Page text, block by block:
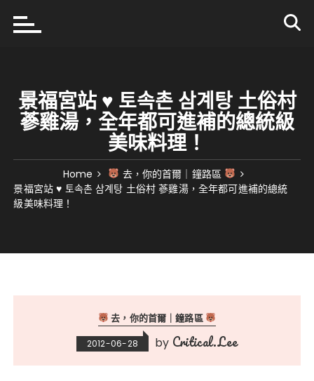
景福宮站 ♥ 토속촌 삼계탕 土俗村
蔘雞湯，全年都可進補的總統級
美味料理！
Home
去，你的首爾｜鐘路區
景福宮站 ♥ 토속촌 삼계탕 土俗村 蔘雞湯，全年都可進補的總統
級美味料理！
去，你的首爾｜鐘路區
2012-06-28 by Critical.Lee